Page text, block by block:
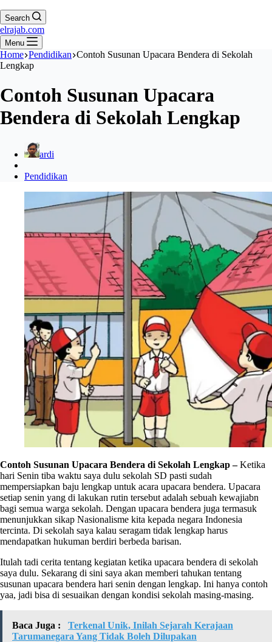
Search
elrajab.com
Menu
Home Pendidikan Contoh Susunan Upacara Bendera di Sekolah
Lengkap
Contoh Susunan Upacara
Bendera di Sekolah Lengkap
ardi
Pendidikan
Contoh Susunan Upacara Bendera di Sekolah Lengkap –Ketika
hari Senin tiba waktu saya dulu sekolah SD pasti sudah
mempersiapkan baju lengkap untuk acara upacara bendera. Upacara
setiap senin yang di lakukan rutin tersebut adalah sebuah kewajiabn
bagi semua warga sekolah. Dengan upacara bendera juga termasuk
menunjukkan sikap Nasionalisme kita kepada negara Indonesia
tercinta. Di sekolah saya kalau seragam tidak lengkap harus
mendapatkan hukuman berdiri berbeda barisan.
Itulah tadi cerita tentang kegiatan ketika upacara bendera di sekolah
saya dulu. Sekarang di sini saya akan memberi tahukan tentang
susunan upacara bendera hari senin dengan lengkap. Ini hanya contoh
yaa, jadi bisa di sesuaikan dengan kondisi sekolah masing-masing.
Baca Juga :
Terkenal Unik, Inilah Sejarah Kerajaan
Tarumanegara Yang Tidak Boleh Dilupakan